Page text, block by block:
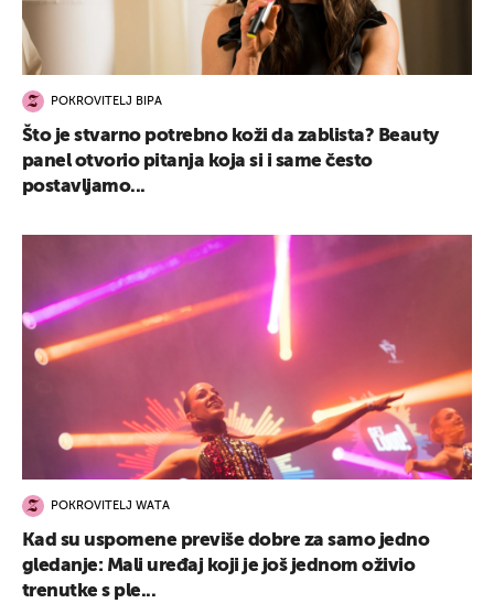
POKROVITELJ BIPA
Što je stvarno potrebno koži da zablista? Beauty
panel otvorio pitanja koja si i same često
postavljamo...
POKROVITELJ WATA
Kad su uspomene previše dobre za samo jedno
gledanje: Mali uređaj koji je još jednom oživio
trenutke s ple...